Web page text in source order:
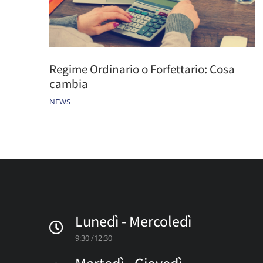
Regime Ordinario o Forfettario: Cosa
cambia
NEWS
Lunedì - Mercoledì
9:30 /12:30